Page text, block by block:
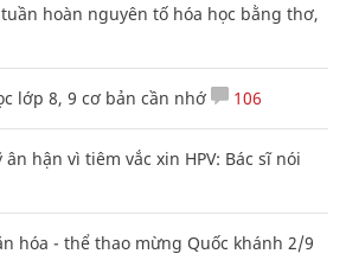
hoàn nguyên tố hóa học bằng thơ,
lớp 8, 9 cơ bản cần nhớ 106
hận vì tiêm vắc xin HPV: Bác sĩ nói
hóa - thể thao mừng Quốc khánh 2/9